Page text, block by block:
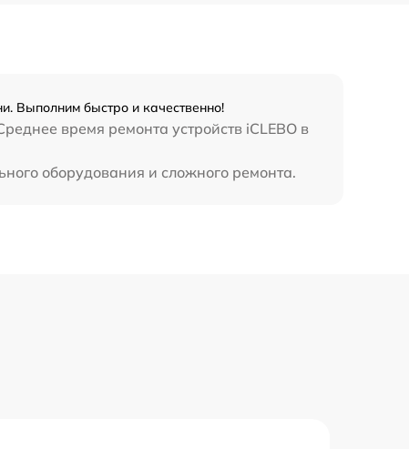
Выполним быстро и качественно!
время ремонта устройств iCLEBO в
оборудования и сложного ремонта.